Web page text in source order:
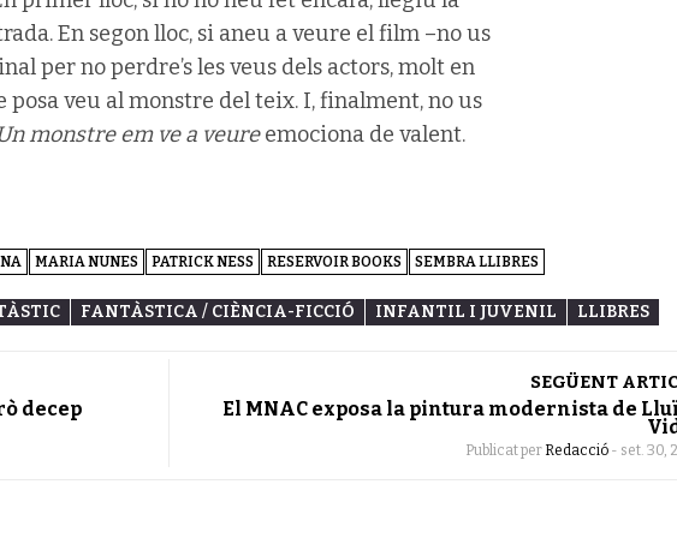
En segon lloc, si aneu a veure el film –no us
per no perdre’s les veus dels actors, molt en
veu al monstre del teix. I, finalment, no us
Un monstre em ve a veureemociona de valent.
MARIA NUNES PATRICK NESS RESERVOIR BOOKS SEMBRA LLIBRES
FANTÀSTICA / CIÈNCIA-FICCIÓ INFANTIL I JUVENIL LLIBRES
decep
SEGÜENT
El MNAC exposa la pintura modernista de
Publicat per Redacció - set. 30,